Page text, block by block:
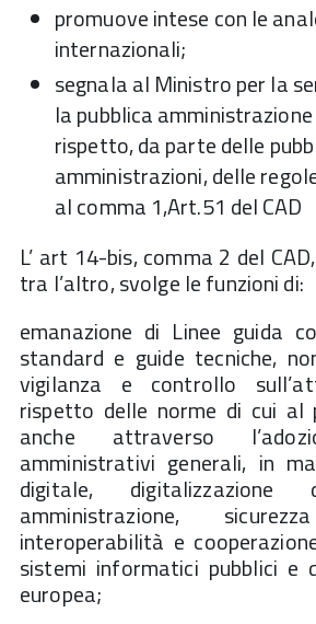
promuove intese con le
internazionali;
segnala al Ministro per la
la pubblica
rispetto, da parte delle
amministrazioni, delle
al comma 1,Art.51 del CAD
L’ art 14-bis, comma 2 del
tra l’altro, svolge le funzioni di:
emanazione di Linee guida
standard e guide tecniche,
vigilanza e controllo
rispetto delle norme di cui al
anche attraverso
amministrativi generali, in
digitale, digitalizzazione
amministrazione,
interoperabilità e
sistemi informatici pubblici e
europea;